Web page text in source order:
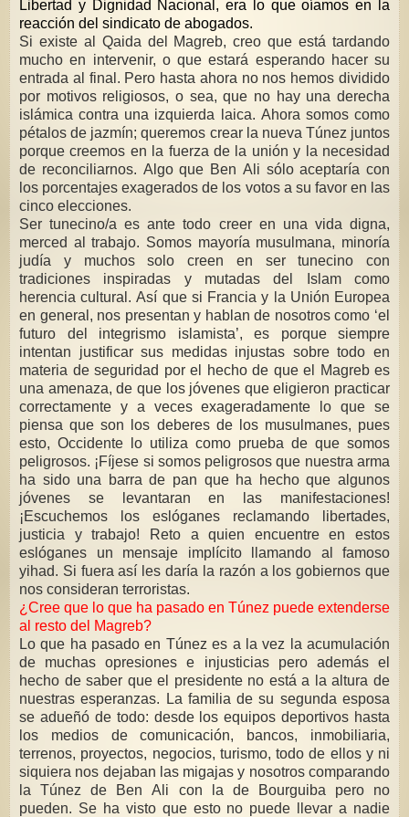
Libertad y Dignidad Nacional, era lo que oíamos en la
reacción del sindicato de abogados.
Si existe al Qaida del Magreb, creo que está tardando
mucho en intervenir, o que estará esperando hacer su
entrada al final. Pero hasta ahora no nos hemos dividido
por motivos religiosos, o sea, que no hay una derecha
islámica contra una izquierda laica. Ahora somos como
pétalos de jazmín; queremos crear la nueva Túnez juntos
porque creemos en la fuerza de la unión y la necesidad
de reconciliarnos. Algo que Ben Ali sólo aceptaría con
los porcentajes exagerados de los votos a su favor en las
cinco elecciones.
Ser tunecino/a es ante todo creer en una vida digna,
merced al trabajo. Somos mayoría musulmana, minoría
judía y muchos solo creen en ser tunecino con
tradiciones inspiradas y mutadas del Islam como
herencia cultural. Así que si Francia y la Unión Europea
en general, nos presentan y hablan de nosotros como ‘el
futuro del integrismo islamista’, es porque siempre
intentan justificar sus medidas injustas sobre todo en
materia de seguridad por el hecho de que el Magreb es
una amenaza, de que los jóvenes que eligieron practicar
correctamente y a veces exageradamente lo que se
piensa que son los deberes de los musulmanes, pues
esto, Occidente lo utiliza como prueba de que somos
peligrosos. ¡Fíjese si somos peligrosos que nuestra arma
ha sido una barra de pan que ha hecho que algunos
jóvenes se levantaran en las manifestaciones!
¡Escuchemos los eslóganes reclamando libertades,
justicia y trabajo! Reto a quien encuentre en estos
eslóganes un mensaje implícito llamando al famoso
yihad. Si fuera así les daría la razón a los gobiernos que
nos consideran terroristas.
¿Cree que lo que ha pasado en Túnez puede extenderse
al resto del Magreb?
Lo que ha pasado en Túnez es a la vez la acumulación
de muchas opresiones e injusticias pero además el
hecho de saber que el presidente no está a la altura de
nuestras esperanzas. La familia de su segunda esposa
se adueñó de todo: desde los equipos deportivos hasta
los medios de comunicación, bancos, inmobiliaria,
terrenos, proyectos, negocios, turismo, todo de ellos y ni
siquiera nos dejaban las migajas y nosotros comparando
la Túnez de Ben Ali con la de Bourguiba pero no
pueden. Se ha visto que esto no puede llevar a nadie